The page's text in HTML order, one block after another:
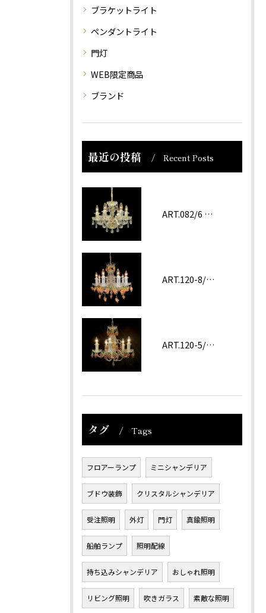
ブラケットライト
ペンダントライト
門灯
WEB限定商品
ブランド
最近の投稿 Recent Posts
ART.082/6 prc
ART.120-8/62 ROSA
ART.120-5/62 Amethyst
タグ Tags
フロアーランプ ミニシャンデリア
ブドウ装飾 クリスタルシャンデリア
受注照明 外灯 門灯 真鍮照明
船舶ランプ 照明配線
持ち込みシャンデリア おしゃれ照明
リビング照明 吹きガラス 素敵な照明